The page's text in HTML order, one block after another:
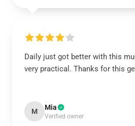
Daily just got better with this
very practical. Thanks for this
M Mia
Verified owner